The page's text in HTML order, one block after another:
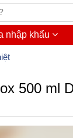
nhập khẩu
500 ml